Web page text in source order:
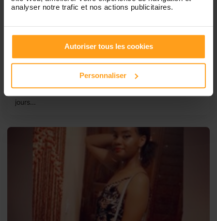
analyser notre trafic et nos actions publicitaires.
Autoriser tous les cookies
Personnaliser
Yayé
Babysitteur cherche garde d’enfant.
Bonjour je m’appelle Fatoumata j’ai 17 ans et je suis
actuellement en terminale je cherche des enfants à garder
à Puteaux ou Suresnes de préférence. Je suis gentille
avec les enfants et je suis très motivée. Je suis sérieuse
jours...